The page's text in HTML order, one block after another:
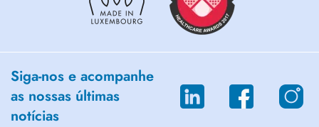
Siga-nos e acompanhe
as nossas últimas
notícias